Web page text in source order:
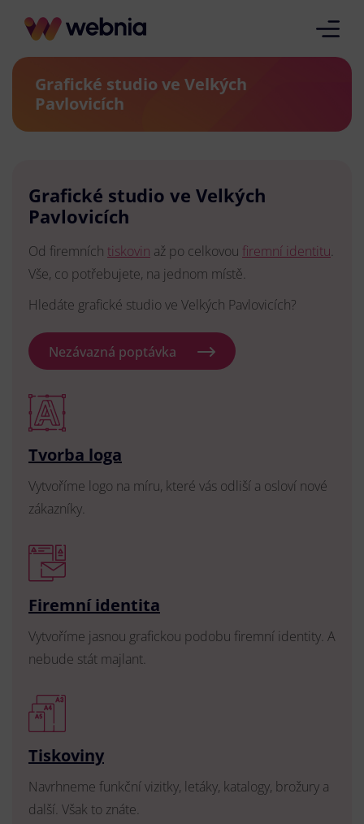
Grafické studio ve Velkých
Pavlovicích
Grafické studio ve Velkých
Pavlovicích
Od firemních tiskovin až po celkovou firemní identitu.
Vše, co potřebujete, na jednom místě.
Hledáte grafické studio ve Velkých Pavlovicích?
Nezávazná poptávka
Tvorba loga
Vytvoříme logo na míru, které vás odliší a osloví nové
zákazníky.
Firemní identita
Vytvoříme jasnou grafickou podobu firemní identity. A
nebude stát majlant.
Tiskoviny
Navrhneme funkční vizitky, letáky, katalogy, brožury a
další. Však to znáte.